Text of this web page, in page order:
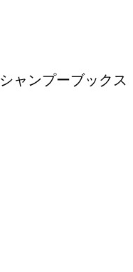
シャンプーブックス